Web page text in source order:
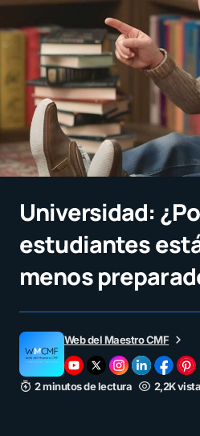
Universidad:
estudiantes
menos
Web del Maestro CMF
2 minutos de lectura 2,2K